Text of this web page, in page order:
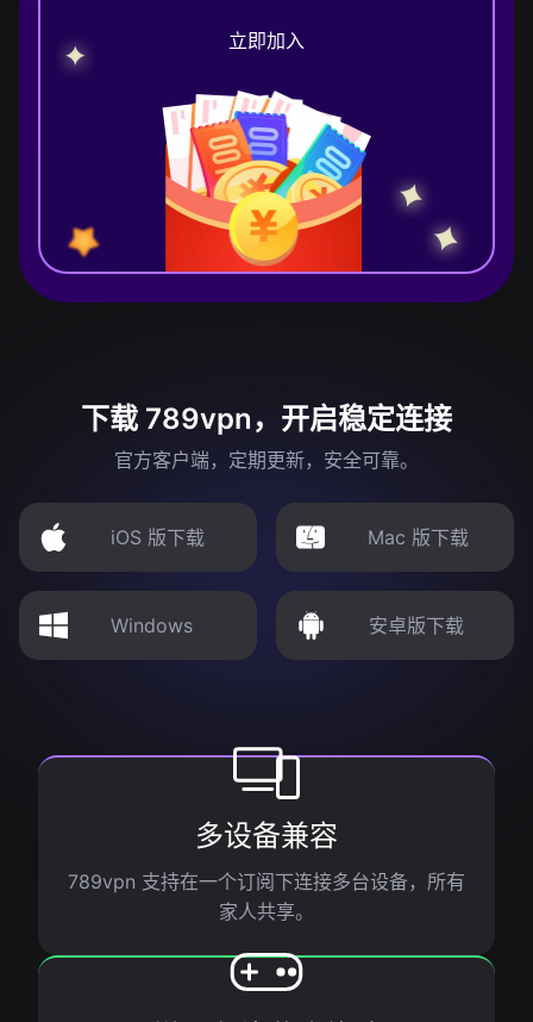
立即加入
下载 789vpn，开启稳定连接
官方客户端，定期更新，安全可靠。
iOS 版下载 Mac 版下载
Windows 安卓版下载
多设备兼容
789vpn 支持在一个订阅下连接多台设备，所有
家人共享。